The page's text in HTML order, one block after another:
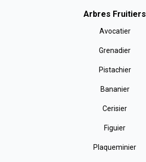
Arbres Fruitiers
Avocatier
Grenadier
Pistachier
Bananier
Cerisier
Figuier
Plaqueminier